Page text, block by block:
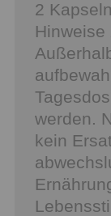
2
Hinweise
werden.
kein